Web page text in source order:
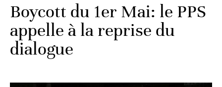
Boycott du 1er Mai: le PPS
appelle à la reprise du
dialogue